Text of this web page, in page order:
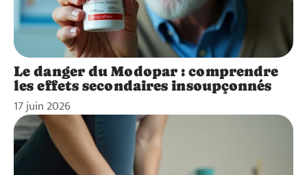
Le danger du Modopar : comprendre
les effets secondaires insoupçonnés
17 juin 2026